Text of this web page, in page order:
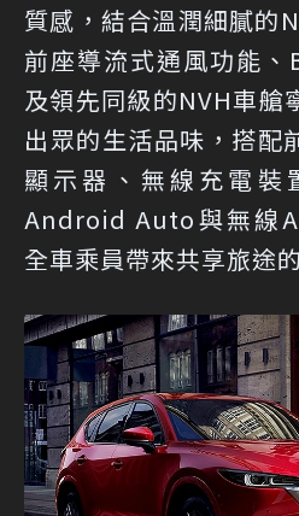
質感，結合溫潤細膩的
前座導流式通風功能、
及領先同級的NVH車艙
出眾的生活品味，搭配
顯示器、無線充電裝
Android Auto與無線
全車乘員帶來共享旅途